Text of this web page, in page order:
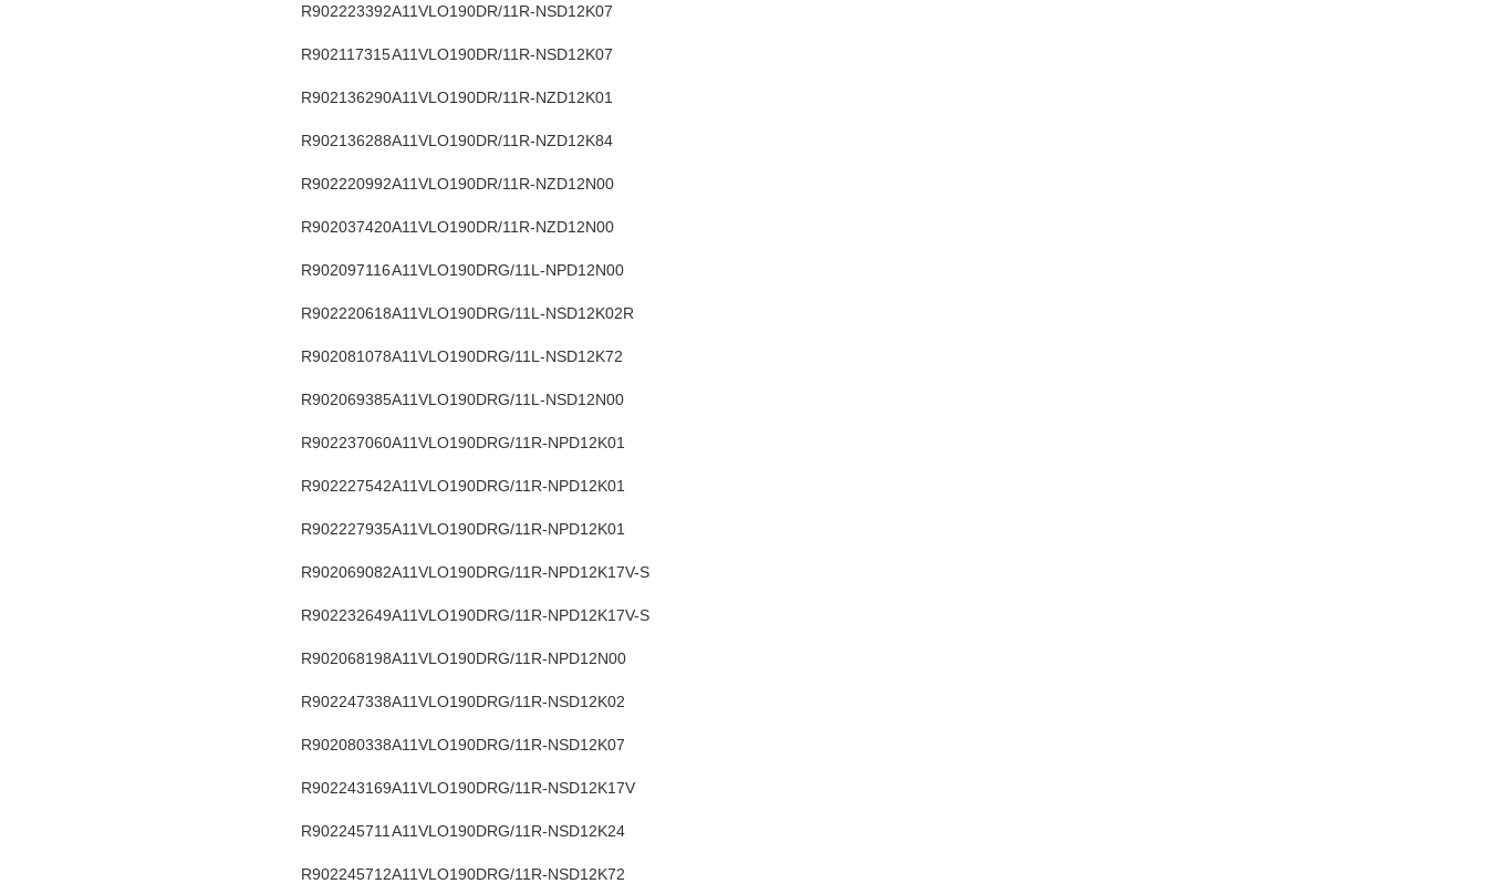
R902223392A11VLO190DR/11R-NSD12K07
R902117315A11VLO190DR/11R-NSD12K07
R902136290A11VLO190DR/11R-NZD12K01
R902136288A11VLO190DR/11R-NZD12K84
R902220992A11VLO190DR/11R-NZD12N00
R902037420A11VLO190DR/11R-NZD12N00
R902097116A11VLO190DRG/11L-NPD12N00
R902220618A11VLO190DRG/11L-NSD12K02R
R902081078A11VLO190DRG/11L-NSD12K72
R902069385A11VLO190DRG/11L-NSD12N00
R902237060A11VLO190DRG/11R-NPD12K01
R902227542A11VLO190DRG/11R-NPD12K01
R902227935A11VLO190DRG/11R-NPD12K01
R902069082A11VLO190DRG/11R-NPD12K17V-S
R902232649A11VLO190DRG/11R-NPD12K17V-S
R902068198A11VLO190DRG/11R-NPD12N00
R902247338A11VLO190DRG/11R-NSD12K02
R902080338A11VLO190DRG/11R-NSD12K07
R902243169A11VLO190DRG/11R-NSD12K17V
R902245711 A11VLO190DRG/11R-NSD12K24
R902245712A11VLO190DRG/11R-NSD12K72